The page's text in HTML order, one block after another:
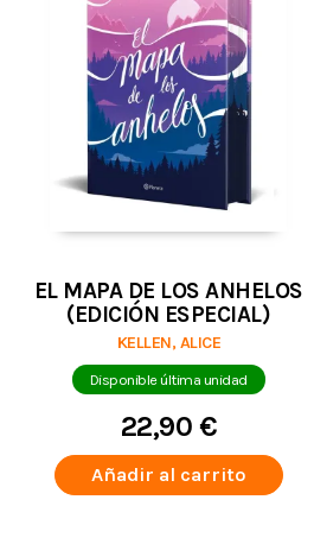
EL MAPA DE LOS ANHELOS
(EDICIÓN ESPECIAL)
KELLEN, ALICE
Disponible última unidad
22,90 €
Añadir al carrito